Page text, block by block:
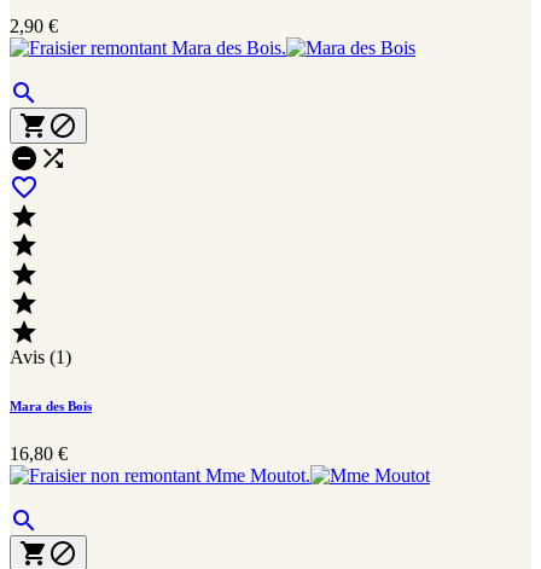
2,90 €

 
 






Avis (1)
Mara des Bois
16,80 €

 